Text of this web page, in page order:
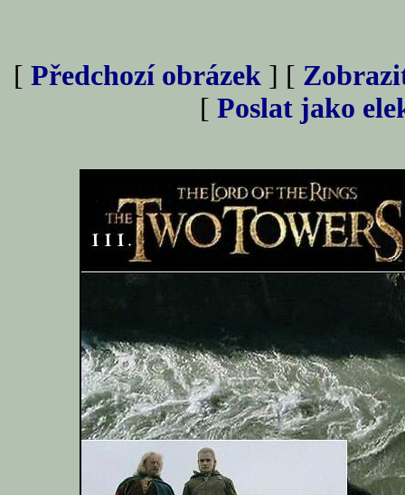
[ Předchozí obrázek ] [
[ Poslat jako